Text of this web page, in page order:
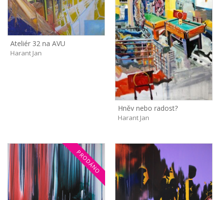
Ateliér 32 na AVU
Harant Jan
Hněv nebo radost?
Harant Jan
PRODÁNO